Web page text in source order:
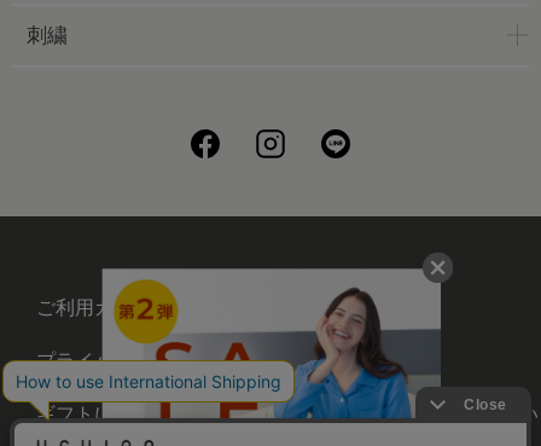
刺繍
ご利用ガイド 会社概要
プライバシーポリシー 刺繍について
ギフトについて
UCHINOメンバーズについ